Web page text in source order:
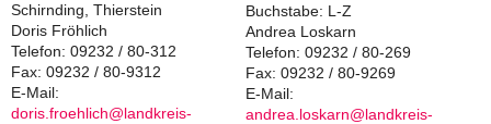
Schirnding, Thierstein
Doris Fröhlich
Telefon: 09232 / 80-312
Fax: 09232 / 80-9312
E-Mail:
doris.froehlich@landkreis-
Buchstabe: L-Z
Andrea Loskarn
Telefon: 09232 / 80-269
Fax: 09232 / 80-9269
E-Mail:
andrea.loskarn@landkreis-